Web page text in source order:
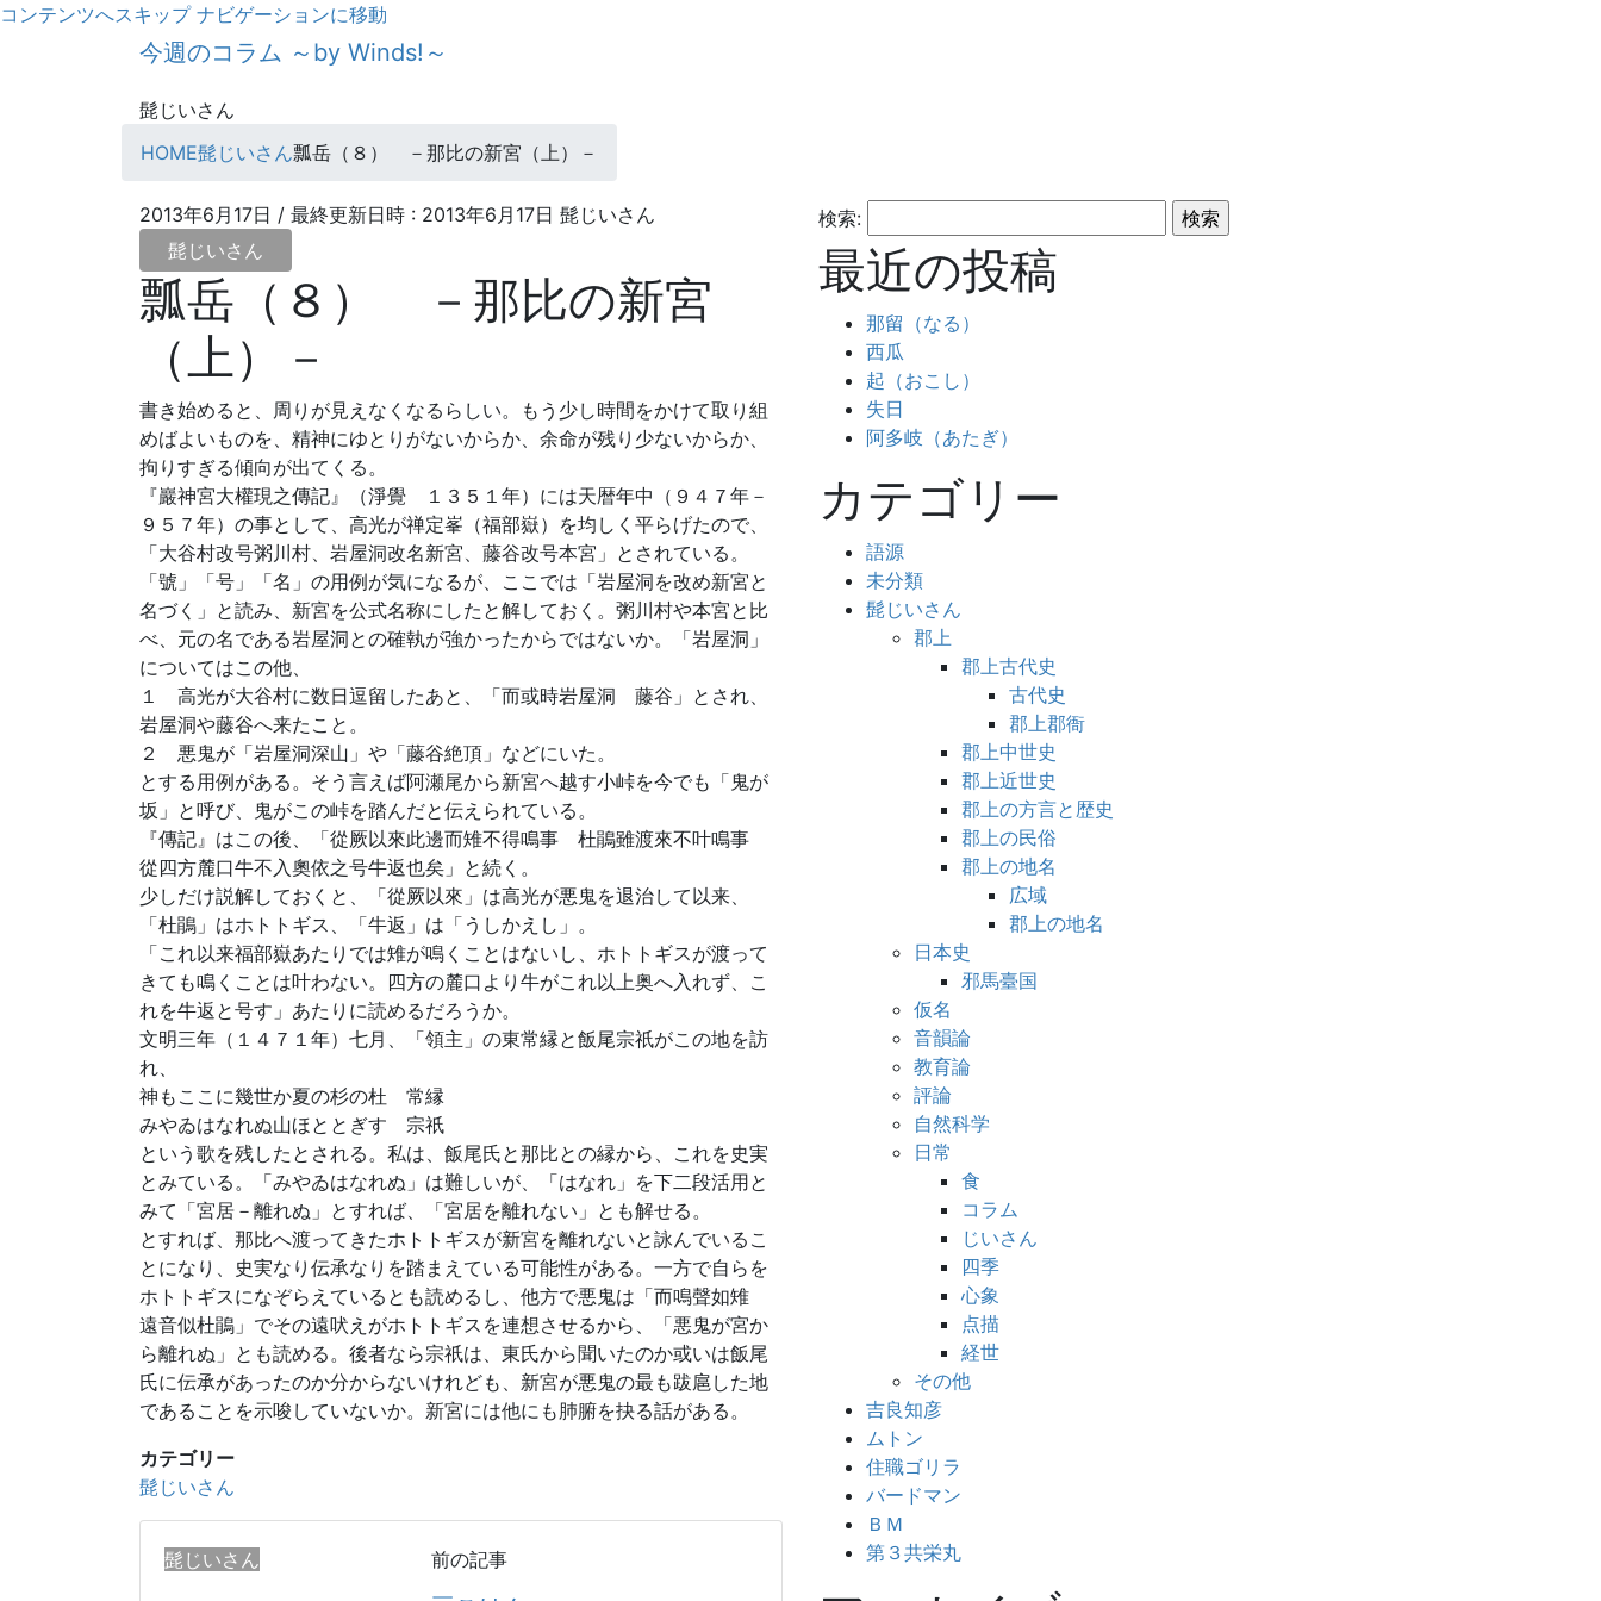
コンテンツへスキップ ナビゲーションに移動
今週のコラム ～by Winds!～
髭じいさん
HOME髭じいさん瓢岳（８） －那比の新宮（上）－
2013年6月17日 / 最終更新日時 : 2013年6月17日 髭じいさん
髭じいさん
瓢岳（８） －那比の新宮
（上）－
書き始めると、周りが見えなくなるらしい。もう少し時間をかけて取り組
めばよいものを、精神にゆとりがないからか、余命が残り少ないからか、
拘りすぎる傾向が出てくる。
『巖神宮大權現之傳記』（淨覺 １３５１年）には天暦年中（９４７年－
９５７年）の事として、高光が禅定峯（福部嶽）を均しく平らげたので、
「大谷村改号粥川村、岩屋洞改名新宮、藤谷改号本宮」とされている。
「號」「号」「名」の用例が気になるが、ここでは「岩屋洞を改め新宮と
名づく」と読み、新宮を公式名称にしたと解しておく。粥川村や本宮と比
べ、元の名である岩屋洞との確執が強かったからではないか。「岩屋洞」
についてはこの他、
１ 高光が大谷村に数日逗留したあと、「而或時岩屋洞 藤谷」とされ、
岩屋洞や藤谷へ来たこと。
２ 悪鬼が「岩屋洞深山」や「藤谷絶頂」などにいた。
とする用例がある。そう言えば阿瀬尾から新宮へ越す小峠を今でも「鬼が
坂」と呼び、鬼がこの峠を踏んだと伝えられている。
『傳記』はこの後、「從厥以來此邊而雉不得鳴事 杜鵑雖渡來不叶鳴事
從四方麓口牛不入奧依之号牛返也矣」と続く。
少しだけ説解しておくと、「從厥以來」は高光が悪鬼を退治して以来、
「杜鵑」はホトトギス、「牛返」は「うしかえし」。
「これ以来福部嶽あたりでは雉が鳴くことはないし、ホトトギスが渡って
きても鳴くことは叶わない。四方の麓口より牛がこれ以上奥へ入れず、こ
れを牛返と号す」あたりに読めるだろうか。
文明三年（１４７１年）七月、「領主」の東常縁と飯尾宗祇がこの地を訪
れ、
神もここに幾世か夏の杉の杜 常縁
みやゐはなれぬ山ほととぎす 宗祇
という歌を残したとされる。私は、飯尾氏と那比との縁から、これを史実
とみている。「みやゐはなれぬ」は難しいが、「はなれ」を下二段活用と
みて「宮居－離れぬ」とすれば、「宮居を離れない」とも解せる。
とすれば、那比へ渡ってきたホトトギスが新宮を離れないと詠んでいるこ
とになり、史実なり伝承なりを踏まえている可能性がある。一方で自らを
ホトトギスになぞらえているとも読めるし、他方で悪鬼は「而鳴聲如雉
遠音似杜鵑」でその遠吠えがホトトギスを連想させるから、「悪鬼が宮か
ら離れぬ」とも読める。後者なら宗祇は、東氏から聞いたのか或いは飯尾
氏に伝承があったのか分からないけれども、新宮が悪鬼の最も跋扈した地
であることを示唆していないか。新宮には他にも肺腑を抉る話がある。
カテゴリー
髭じいさん
髭じいさん 前の記事
検索:
最近の投稿
那留（なる）
西瓜
起（おこし）
失日
阿多岐（あたぎ）
カテゴリー
語源
未分類
髭じいさん
郡上
郡上古代史
古代史
郡上郡衙
郡上中世史
郡上近世史
郡上の方言と歴史
郡上の民俗
郡上の地名
広域
郡上の地名
日本史
邪馬臺国
仮名
音韻論
教育論
評論
自然科学
日常
食
コラム
じいさん
四季
心象
点描
経世
その他
吉良知彦
ムトン
住職ゴリラ
バードマン
ＢＭ
第３共栄丸